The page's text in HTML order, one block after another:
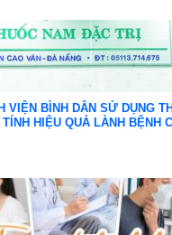
VIỆN BÌNH DÂN SỬ DỤNG
HIỆU QUẢ LÀNH BỆNH